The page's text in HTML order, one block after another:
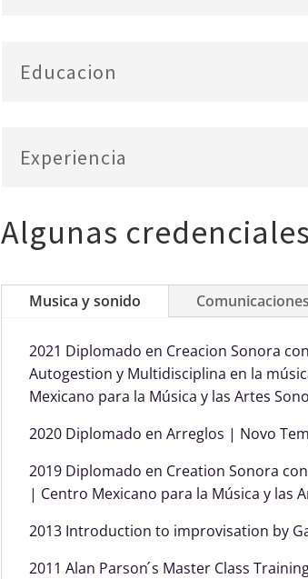
Educacion
Experiencia
Algunas credenciales
Musica y sonido
2021 Diplomado en Creacion Sonora
Autogestion y Multidisciplina en la
Mexicano para la Música y las Artes
2020 Diplomado en Arreglos | Novo
2019 Diplomado en Creation Sonora
| Centro Mexicano para la Música y las
2013 Introduction to improvisation by
2011 Alan Parson ́s Master Class